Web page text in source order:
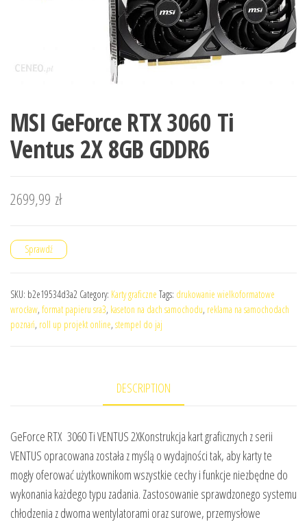
MSI GeForce RTX 3060 Ti
Ventus 2X 8GB GDDR6
2699,99 zł
Sprawdź
SKU: b2e19534d3a2 Category: Karty graficzne Tags: drukowanie wielkoformatowe
wrocław, format papieru sra3, kaseton na dach samochodu, reklama na samochodach
poznań, roll up projekt online, stempel do jaj
DESCRIPTION
GeForce RTX 3060 Ti VENTUS 2XKonstrukcja kart graficznych z serii
VENTUS opracowana została z myślą o wydajności tak, aby karty te
mogły oferować użytkownikom wszystkie cechy i funkcje niezbędne do
wykonania każdego typu zadania. Zastosowanie sprawdzonego systemu
chłodzenia z dwoma wentylatorami oraz surowe, przemysłowe